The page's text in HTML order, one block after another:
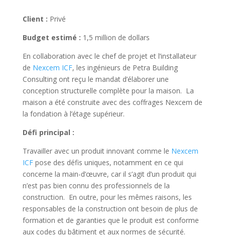
Client : Privé
Budget estimé : 1,5 million de dollars
En collaboration avec le chef de projet et l’installateur
de Nexcem ICF, les ingénieurs de Petra Building
Consulting ont reçu le mandat d’élaborer une
conception structurelle complète pour la maison. La
maison a été construite avec des coffrages Nexcem de
la fondation à l’étage supérieur.
Défi principal :
Travailler avec un produit innovant comme le Nexcem
ICFpose des défis uniques, notamment en ce qui
concerne la main-d’œuvre, car il s’agit d’un produit qui
n’est pas bien connu des professionnels de la
construction. En outre, pour les mêmes raisons, les
responsables de la construction ont besoin de plus de
formation et de garanties que le produit est conforme
aux codes du bâtiment et aux normes de sécurité.